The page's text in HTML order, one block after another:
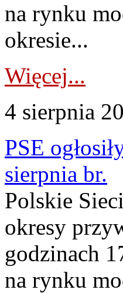
na rynku
okresie...
Więcej...
4 sierpnia
PSE
sierpnia br.
Polskie
okresy
godzinach
na rynku